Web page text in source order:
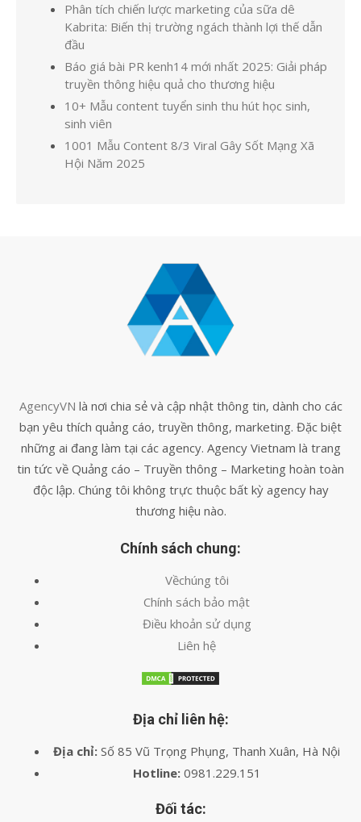
Phân tích chiến lược marketing của sữa dê
Kabrita: Biến thị trường ngách thành lợi thế dẫn
đầu
Báo giá bài PR kenh14 mới nhất 2025: Giải pháp
truyền thông hiệu quả cho thương hiệu
10+ Mẫu content tuyển sinh thu hút học sinh,
sinh viên
1001 Mẫu Content 8/3 Viral Gây Sốt Mạng Xã
Hội Năm 2025
AgencyVN là nơi chia sẻ và cập nhật thông tin, dành cho các
bạn yêu thích quảng cáo, truyền thông, marketing. Đặc biệt
những ai đang làm tại các agency. Agency Vietnam là trang
tin tức về Quảng cáo – Truyền thông – Marketing hoàn toàn
độc lập. Chúng tôi không trực thuộc bất kỳ agency hay
thương hiệu nào.
Chính sách chung:
Vềchúng tôi
Chính sách bảo mật
Điều khoản sử dụng
Liên hệ
Địa chỉ liên hệ:
Địa chỉ: Số 85 Vũ Trọng Phụng, Thanh Xuân, Hà Nội
Hotline:0981.229.151
Đối tác: